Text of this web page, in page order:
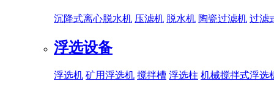
沉降式离心脱水机 压滤机 脱水机 陶瓷过滤机 过滤
浮选设备
浮选机 矿用浮选机 搅拌槽 浮选柱 机械搅拌式浮选